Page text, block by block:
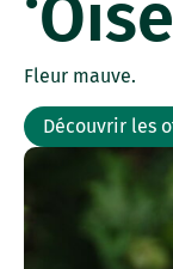
Fleur mauve.
Découvrir les